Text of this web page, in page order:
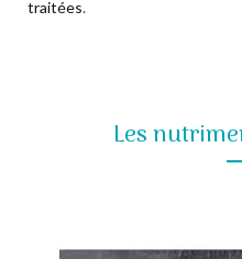
traitées.
Les